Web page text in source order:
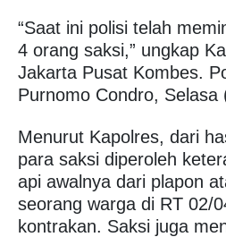
“Saat ini polisi telah
4 orang saksi,” ungkap
Jakarta Pusat Kombes.
Purnomo Condro, Selasa
Menurut Kapolres, dari
para saksi diperoleh
api awalnya dari plapon
seorang warga di RT 02/
kontrakan. Saksi juga